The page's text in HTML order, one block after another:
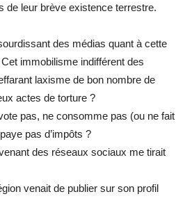
de leur brève existence terrestre.
des médias quant à cette
immobilisme indifférent des
laxisme de bon nombre de
actes de torture ?
pas, ne consomme pas (ou ne fait
pas d’impôts ?
des réseaux sociaux me tirait
venait de publier sur son profil